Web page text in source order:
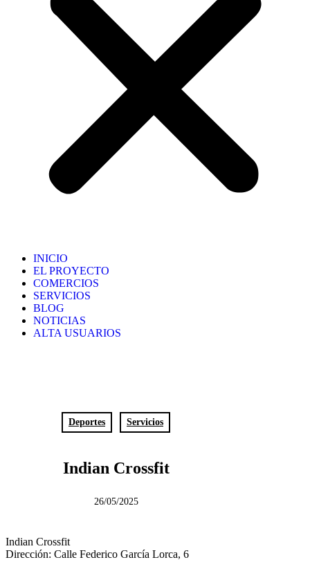
INICIO
EL PROYECTO
COMERCIOS
SERVICIOS
BLOG
NOTICIAS
ALTA USUARIOS
Deportes Servicios
Indian Crossfit
26/05/2025
Indian Crossfit
Dirección: Calle Federico García Lorca, 6